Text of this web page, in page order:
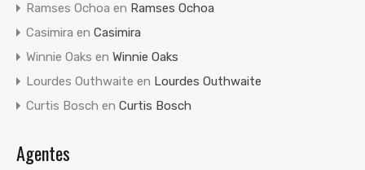
Ramses Ochoa en Ramses Ochoa
Casimira en Casimira
Winnie Oaks en Winnie Oaks
Lourdes Outhwaite en Lourdes Outhwaite
Curtis Bosch en Curtis Bosch
Agentes